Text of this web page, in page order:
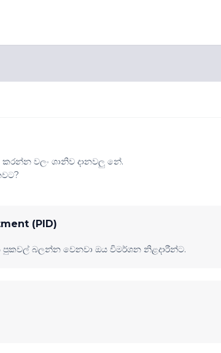
වලං ශානිව දානවලු නේ.
(PID)
පුකවල් බලන්න වෙනවා ඔය විමර්ශන නිළදාරීන්ට.